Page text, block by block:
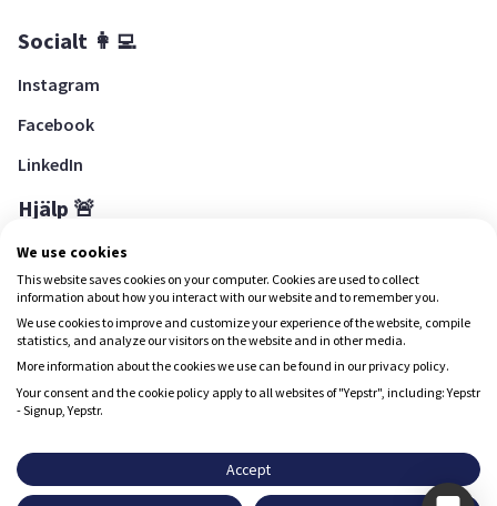
Socialt 👩‍💻
Instagram
Facebook
LinkedIn
Hjälp 🚨
Hjälpcenter
Ladda ned Yepstr
Ladda ned Yepstr
Yepstr AB • Org. 556997-9817 • Skeppsbron 28, 111 30
upplevelse.
We use cookies
This website saves cookies on your computer. Cookies are used to collect
information about how you interact with our website and to remember you.
We use cookies to improve and customize your experience of the website, compile
statistics, and analyze our visitors on the website and in other media.
More information about the cookies we use can be found in our privacy policy.
Your consent and the cookie policy apply to all websites of "Yepstr", including: Yepstr
- Signup, Yepstr.
Accept